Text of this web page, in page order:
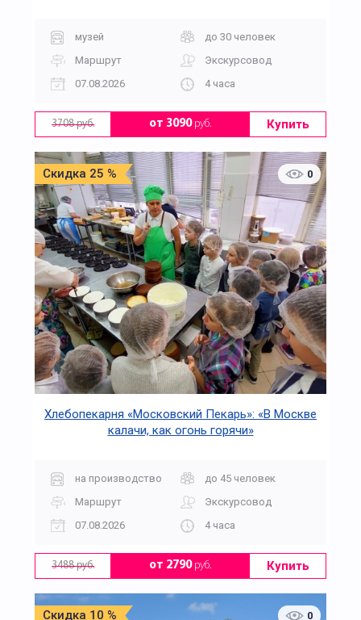
музей
до 30 человек
Маршрут
Экскурсовод
07.08.2026
4 часа
3708 руб. от 3090руб. Купить
Скидка 25 % 0
Хлебопекарня «Московский Пекарь»: «В Москве
калачи, как огонь горячи»
на производство
до 45 человек
Маршрут
Экскурсовод
07.08.2026
4 часа
3488 руб. от 2790руб. Купить
Скидка 10 % 0